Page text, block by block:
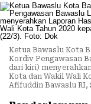
Ketua Bawaslu Kota
Kordiv Pengawasan
dari kiri)
Kota dan Wakil Wali
Afifuddin Bawaslu RI,